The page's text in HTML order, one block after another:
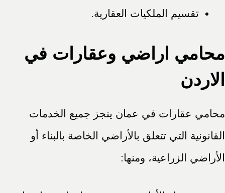
تقسيم الملكيات العقارية.
محامي اراضي وعقارات في
الاردن
محامي عقارات في عمان ينجز جميع الخدمات
القانونية التي تتعلق بالأراضي الخاصة بالبناء أو
الأراضي الزراعية، ومنها: